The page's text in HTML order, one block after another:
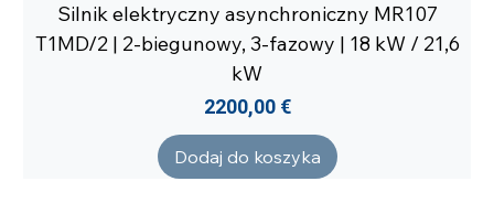
Silnik elektryczny asynchroniczny MR107
T1MD/2 | 2-biegunowy, 3-fazowy | 18 kW / 21,6
kW
Cena
2200,00 €
Dodaj do koszyka